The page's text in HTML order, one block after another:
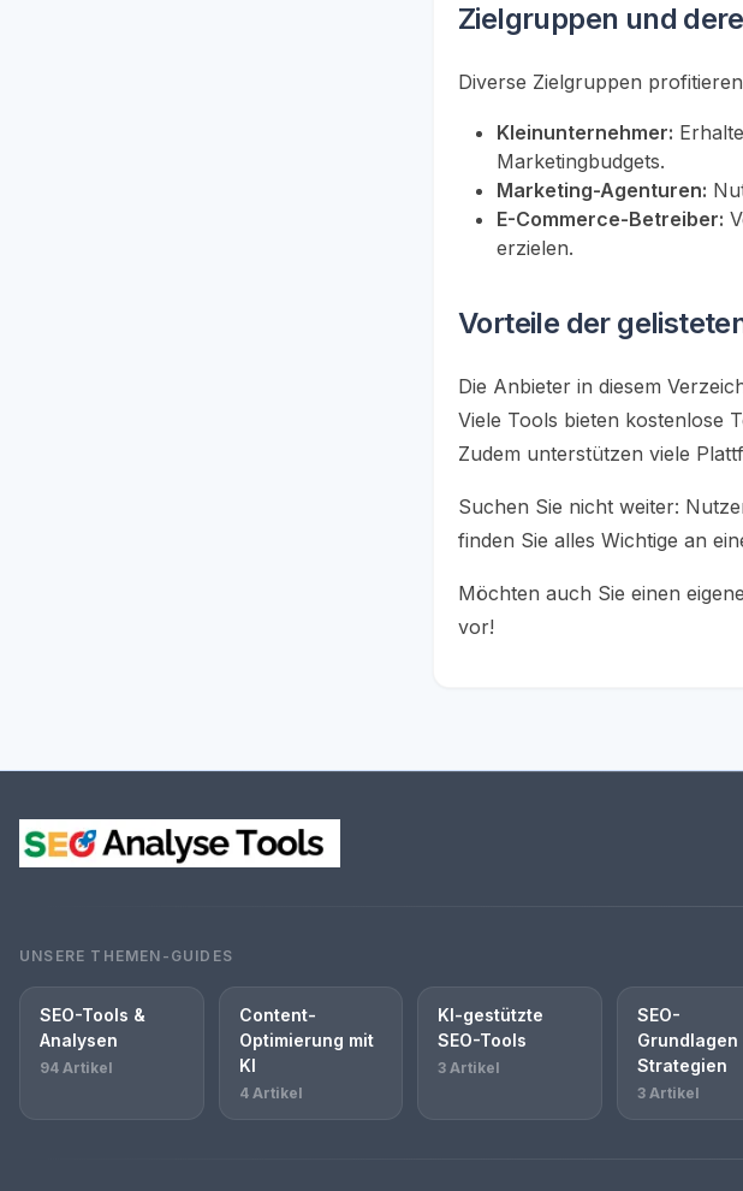
Zielgruppen und
Diverse Zielgruppen
Kleinunternehmer:
Marketingbudgets.
Marketing-Agenturen:
E-Commerce-Betreiber:
erzielen.
Vorteile der
Die Anbieter in diesem
Viele Tools bieten kostenlose
Zudem unterstützen viele
Suchen Sie nicht weiter:
finden Sie alles Wichtige an
Möchten auch Sie einen
vor!
UNSERE THEMEN-GUIDES
SEO-Tools &
Analysen
94 Artikel
Content-
Optimierung mit
KI
4 Artikel
KI-gestützte
SEO-Tools
3 Artikel
SEO-
Grundlagen
Strategien
3 Artikel